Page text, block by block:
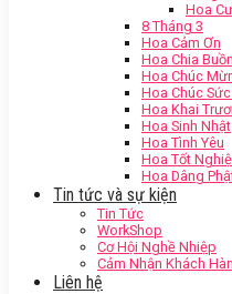
Hoa
8 Tháng 3
Hoa Cảm Ơn
Hoa Chia Buồn
Hoa Chúc
Hoa Chúc
Hoa Khai
Hoa Sinh Nhật
Hoa Tình Yêu
Hoa Tốt
Hoa Dâng
Tin tức và sự kiện
Tin Tức
WorkShop
Cơ Hội Nghề Nhiệp
Cảm Nhận Khách
Liên hệ